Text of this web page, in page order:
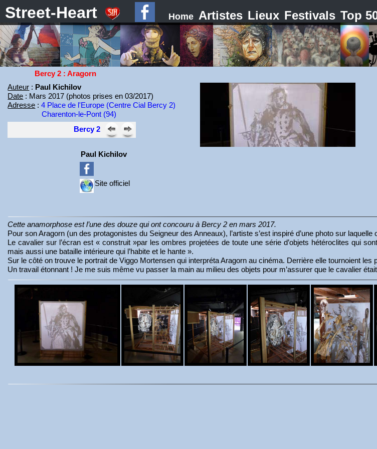
Street-Heart Home Artistes Lieux Festivals Top
Bercy 2 : Aragorn
Auteur : Paul Kichilov
Date : Mars 2017 (photos prises en 03/2017)
Adresse :4 Place de l'Europe (Centre Cial Bercy 2)
Charenton-le-Pont (94)
Bercy 2
Paul Kichilov
Site officiel
Cette anamorphose est l’une des douze qui ont concouru à Bercy 2 en mars 2017.
Pour son Aragorn (un des protagonistes du Seigneur des Anneaux), l’artiste s’est inspiré d’une photo sur
Le cavalier sur l’écran est « construit »par les ombres projetées de toute une série d’objets hétéroclites qui
mais aussi une bataille intérieure qui l’habite et le hante ».
Sur le côté on trouve le portrait de Viggo Mortensen qui interpréta Aragorn au cinéma. Derrière elle tournoient
Un travail étonnant ! Je me suis même vu passer la main au milieu des objets pour m’assurer que le cavalier